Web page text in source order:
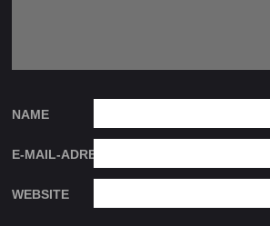
NAME
E-MAIL-ADRESSE
WEBSITE